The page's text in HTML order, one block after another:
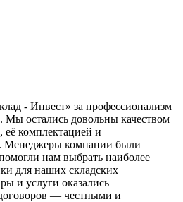
- Инвест» за профессионализм
Мы остались довольны качеством
её комплектацией и
Менеджеры компании были
нам выбрать наиболее
для наших складских
и услуги оказались
— честными и